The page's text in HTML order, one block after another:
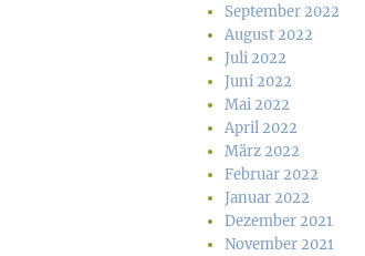
September 2022
August 2022
Juli 2022
Juni 2022
Mai 2022
April 2022
März 2022
Februar 2022
Januar 2022
Dezember 2021
November 2021